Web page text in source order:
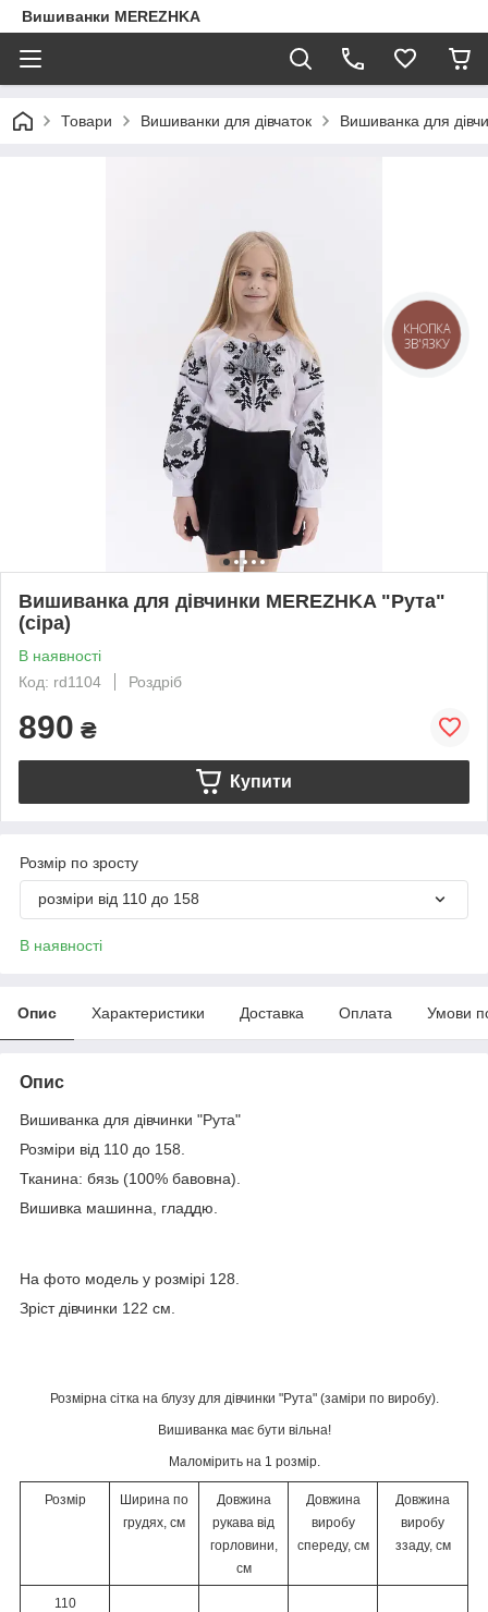
Вишиванки MEREZHKA
Товари Вишиванки для дівчаток Вишиванка для
Вишиванка для дівчинки MEREZHKA "Рута"
(сіра)
В наявності
Код: rd1104
Роздріб
890 ₴
Купити
Розмір по зросту
розміри від 110 до 158
В наявності
Опис Характеристики Доставка Оплата Умови
Опис
Вишиванка для дівчинки "Рута"
Розміри від 110 до 158.
Тканина: бязь (100% бавовна).
Вишивка машинна, гладдю.
На фото модель у розмірі 128.
Зріст дівчинки 122 см.
Розмірна сітка на блузу для дівчинки "Рута" (заміри по виробу).
Вишиванка має бути вільна!
Маломірить на 1 розмір.
Розмір
Ширина по
грудях, см
Довжина
рукава від
горловини,
см
Довжина
виробу
спереду, см
Довжина
виробу
ззаду, см
110
КНОПКА
ЗВ'ЯЗКУ